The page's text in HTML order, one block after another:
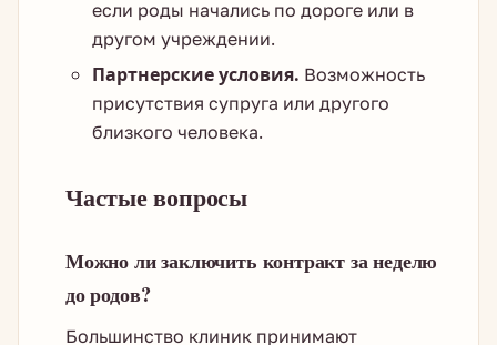
если роды начались по дороге или в
другом учреждении.
Партнерские условия. Возможность
присутствия супруга или другого
близкого человека.
Частые вопросы
Можно ли заключить контракт за неделю
до родов?
Большинство клиник принимают